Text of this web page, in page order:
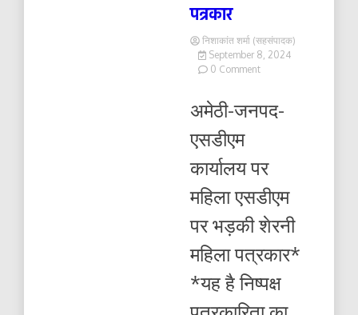
पत्रकार
निशाकांत शर्मा (सहसंपादक)
September 8, 2024
0 Commenton
पर
भड़की
महिला
पत्रकार
अमेठी-जनपद-
एसडीएम
कार्यालय पर
महिला एसडीएम
पर भड़की शेरनी
महिला पत्रकार*
*यह है निष्पक्ष